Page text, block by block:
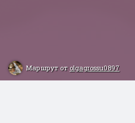
Маршрут от olgagrossu0897